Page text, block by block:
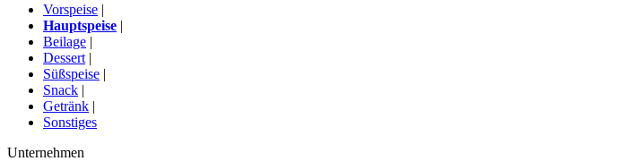
Vorspeise |
Hauptspeise |
Beilage |
Dessert |
Süßspeise |
Snack |
Getränk |
Sonstiges
Unternehmen